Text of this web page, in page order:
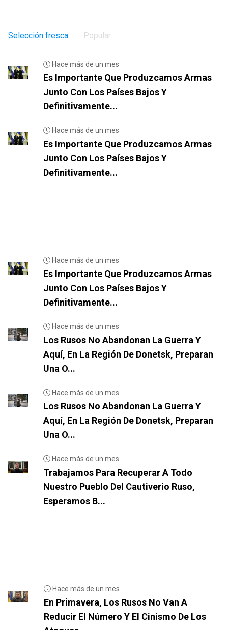
Selección fresca Popular
Hace más de un mes
Es Importante Que Produzcamos Armas
Junto Con Los Países Bajos Y
Definitivamente...
Hace más de un mes
Es Importante Que Produzcamos Armas
Junto Con Los Países Bajos Y
Definitivamente...
Hace más de un mes
Es Importante Que Produzcamos Armas
Junto Con Los Países Bajos Y
Definitivamente...
Hace más de un mes
Los Rusos No Abandonan La Guerra Y
Aquí, En La Región De Donetsk, Preparan
Una O...
Hace más de un mes
Los Rusos No Abandonan La Guerra Y
Aquí, En La Región De Donetsk, Preparan
Una O...
Hace más de un mes
Trabajamos Para Recuperar A Todo
Nuestro Pueblo Del Cautiverio Ruso,
Esperamos B...
Hace más de un mes
En Primavera, Los Rusos No Van A
Reducir El Número Y El Cinismo De Los